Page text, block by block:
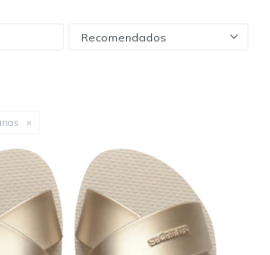
Recomendados